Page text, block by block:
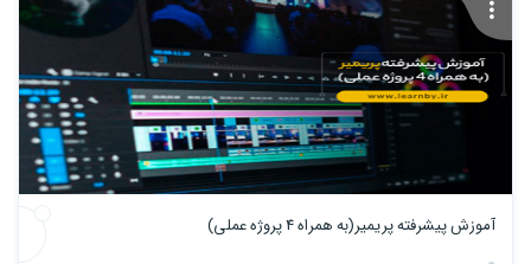
آموزش پیشرفته پریمیر(به همراه 4 پروژه عملی)